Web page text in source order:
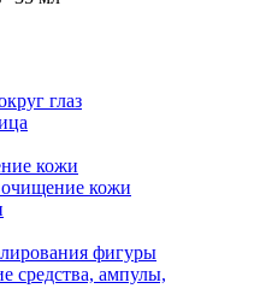
глаз
кожи
кожи
фигуры
средства, ампулы,